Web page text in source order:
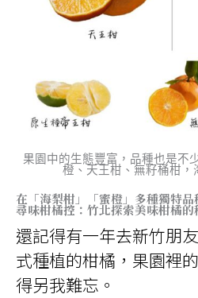
果園中的生態豐富，品種也是不
橙、天王柑、無籽桶柑，
在「海梨柑」「蜜橙」多種獨特品
尋味柑橘控：竹北探索美味柑橘的
還記得有一年去新竹朋
式種植的柑橘，果園裡
得另我難忘。